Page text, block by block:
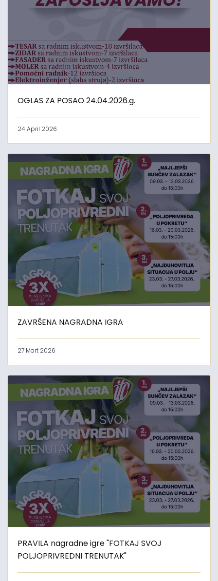
OGLAS ZA POSAO 24.04.2026.g.
24 April 2026
ZAVRŠENA NAGRADNA IGRA
27 Mart 2026
PRAVILA nagradne igre "FOTKAJ SVOJ
POLJOPRIVREDNI TRENUTAK"